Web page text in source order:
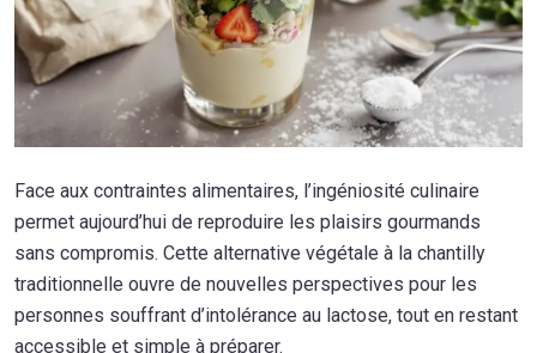
Face aux contraintes alimentaires, l’ingéniosité culinaire
permet aujourd’hui de reproduire les plaisirs gourmands
sans compromis. Cette alternative végétale à la chantilly
traditionnelle ouvre de nouvelles perspectives pour les
personnes souffrant d’intolérance au lactose, tout en restant
accessible et simple à préparer.